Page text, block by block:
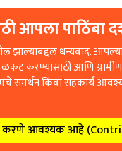
आपला पाठिंबा
झाल्याबद्दल धन्यवाद.
करण्यासाठी आणि
समर्थन किंवा सहकार्य
करणे आवश्यक आहे